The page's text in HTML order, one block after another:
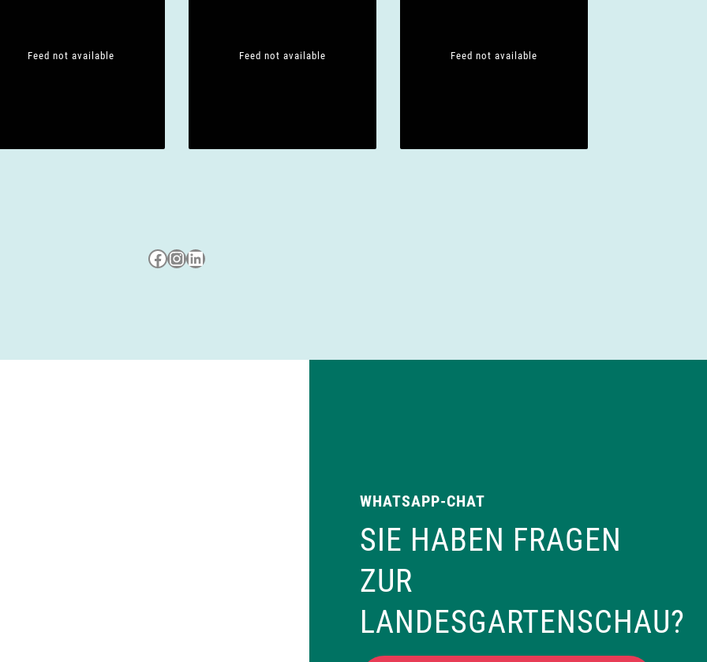
Feed not available Feed not available Feed not available
Besuche uns auf Facebook
Besuche uns auf Instagram
LinkedIn
WHATSAPP-CHAT
SIE HABEN FRAGEN
ZUR
LANDESGARTENSCHAU?